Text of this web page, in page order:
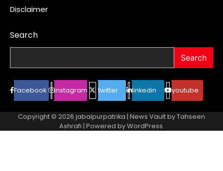
Disclaimer
Search
Search
Facebook instagram twitter linkedin youtube
Copyright © 2026 jabalpurpatrika | News Vault byTahseen
Ashrafi | Powered byWordPress.